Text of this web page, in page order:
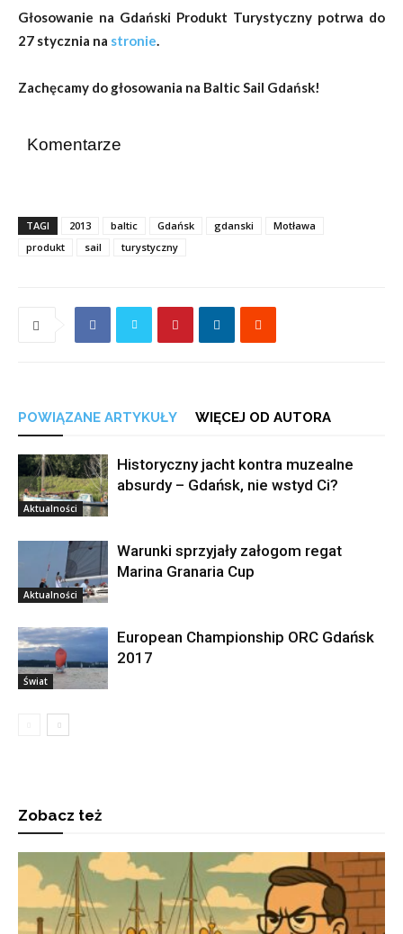
Głosowanie na Gdański Produkt Turystyczny potrwa do
27 stycznia na stronie.
Zachęcamy do głosowania na Baltic Sail Gdańsk!
Komentarze
TAGI 2013 baltic Gdańsk gdanski
Motława
produkt
sail turystyczny
POWIĄZANE ARTYKUŁY WIĘCEJ OD AUTORA
Aktualności
Historyczny jacht kontra muzealne
absurdy – Gdańsk, nie wstyd Ci?
Aktualności
Warunki sprzyjały załogom regat
Marina Granaria Cup
Świat
European Championship ORC Gdańsk
2017
Zobacz też